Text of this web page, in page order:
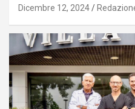
Dicembre 12, 2024